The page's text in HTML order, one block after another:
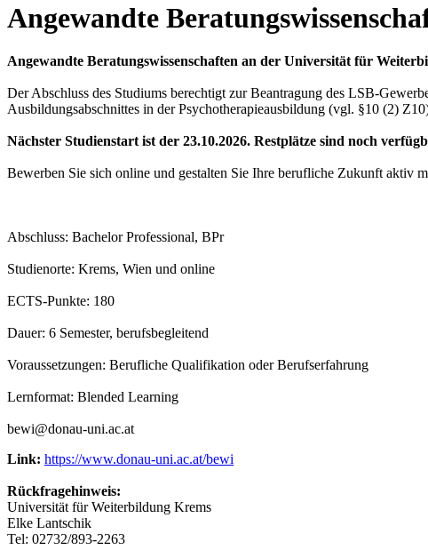
Angewandte
Angewandte Beratungswissenschaften an der Universität für
Der Abschluss des Studiums berechtigt zur Beantragung des LSB-
Ausbildungsabschnittes in der Psychotherapieausbildung (vgl. §10 (2)
Nächster Studienstart ist der 23.10.2026. Restplätze sind noch
Bewerben Sie sich online und gestalten Sie Ihre berufliche Zukunft aktiv
Abschluss: Bachelor Professional, BPr
Studienorte: Krems, Wien und online
ECTS-Punkte: 180
Dauer: 6 Semester, berufsbegleitend
Voraussetzungen: Berufliche Qualifikation oder Berufserfahrung
Lernformat: Blended Learning
bewi@donau-uni.ac.at
Link: https://www.donau-uni.ac.at/bewi
Rückfragehinweis:
Universität für Weiterbildung Krems
Elke Lantschik
Tel: 02732/893-2263